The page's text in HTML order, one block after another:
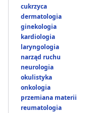
cukrzyca
dermatologia
ginekologia
kardiologia
laryngologia
narząd ruchu
neurologia
okulistyka
onkologia
przemiana materii
reumatologia